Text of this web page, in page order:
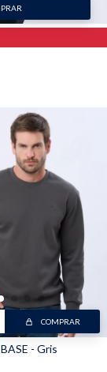
COMPRAR
- Gris